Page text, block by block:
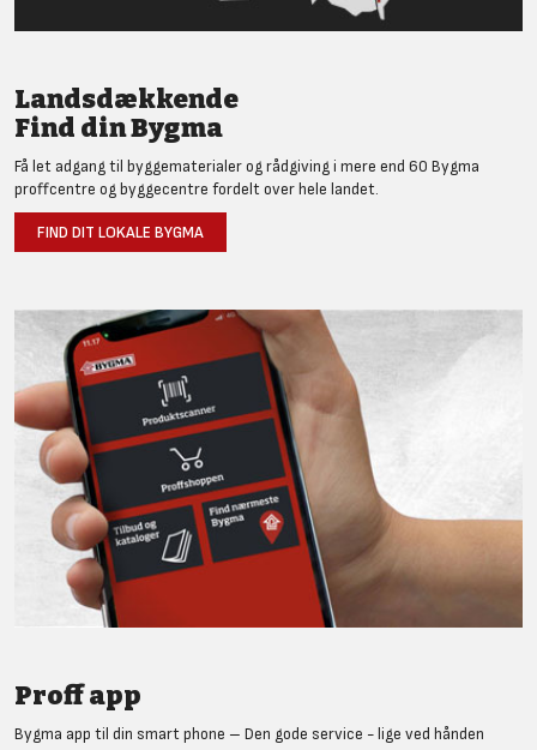
Landsdækkende
Find din Bygma
Få let adgang til byggematerialer og rådgiving i mere end 60 Bygma
proffcentre og byggecentre fordelt over hele landet.
FIND DIT LOKALE BYGMA
Proff app
Bygma app til din smart phone – Den gode service - lige ved hånden